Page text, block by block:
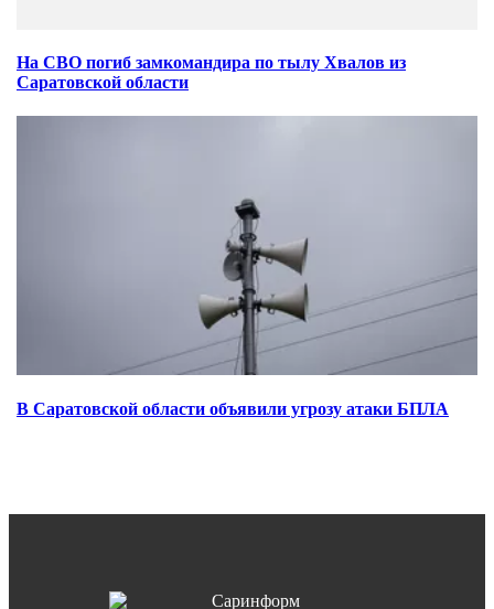
На СВО погиб замкомандира по тылу Хвалов из
Саратовской области
В Саратовской области объявили угрозу атаки БПЛА